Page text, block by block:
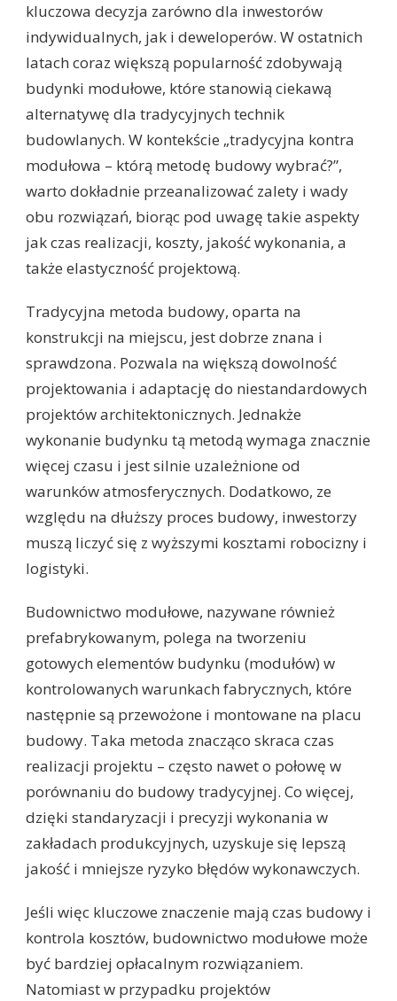
kluczowa decyzja zarówno dla inwestorów
indywidualnych, jak i deweloperów. W ostatnich
latach coraz większą popularność zdobywają
budynki modułowe, które stanowią ciekawą
alternatywę dla tradycyjnych technik
budowlanych. W kontekście „tradycyjna kontra
modułowa – którą metodę budowy wybrać?”,
warto dokładnie przeanalizować zalety i wady
obu rozwiązań, biorąc pod uwagę takie aspekty
jak czas realizacji, koszty, jakość wykonania, a
także elastyczność projektową.
Tradycyjna metoda budowy, oparta na
konstrukcji na miejscu, jest dobrze znana i
sprawdzona. Pozwala na większą dowolność
projektowania i adaptację do niestandardowych
projektów architektonicznych. Jednakże
wykonanie budynku tą metodą wymaga znacznie
więcej czasu i jest silnie uzależnione od
warunków atmosferycznych. Dodatkowo, ze
względu na dłuższy proces budowy, inwestorzy
muszą liczyć się z wyższymi kosztami robocizny i
logistyki.
Budownictwo modułowe, nazywane również
prefabrykowanym, polega na tworzeniu
gotowych elementów budynku (modułów) w
kontrolowanych warunkach fabrycznych, które
następnie są przewożone i montowane na placu
budowy. Taka metoda znacząco skraca czas
realizacji projektu – często nawet o połowę w
porównaniu do budowy tradycyjnej. Co więcej,
dzięki standaryzacji i precyzji wykonania w
zakładach produkcyjnych, uzyskuje się lepszą
jakość i mniejsze ryzyko błędów wykonawczych.
Jeśli więc kluczowe znaczenie mają czas budowy i
kontrola kosztów, budownictwo modułowe może
być bardziej opłacalnym rozwiązaniem.
Natomiast w przypadku projektów